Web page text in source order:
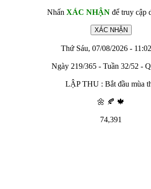
Nhấn XÁC NHẬNđể truy cập
Thứ Sáu, 07/08/2026 -
Ngày 219/365 - Tuần 32/52 -
LẬP THU : Bắt đầu mùa
🌼 🍂 🍁
74,391